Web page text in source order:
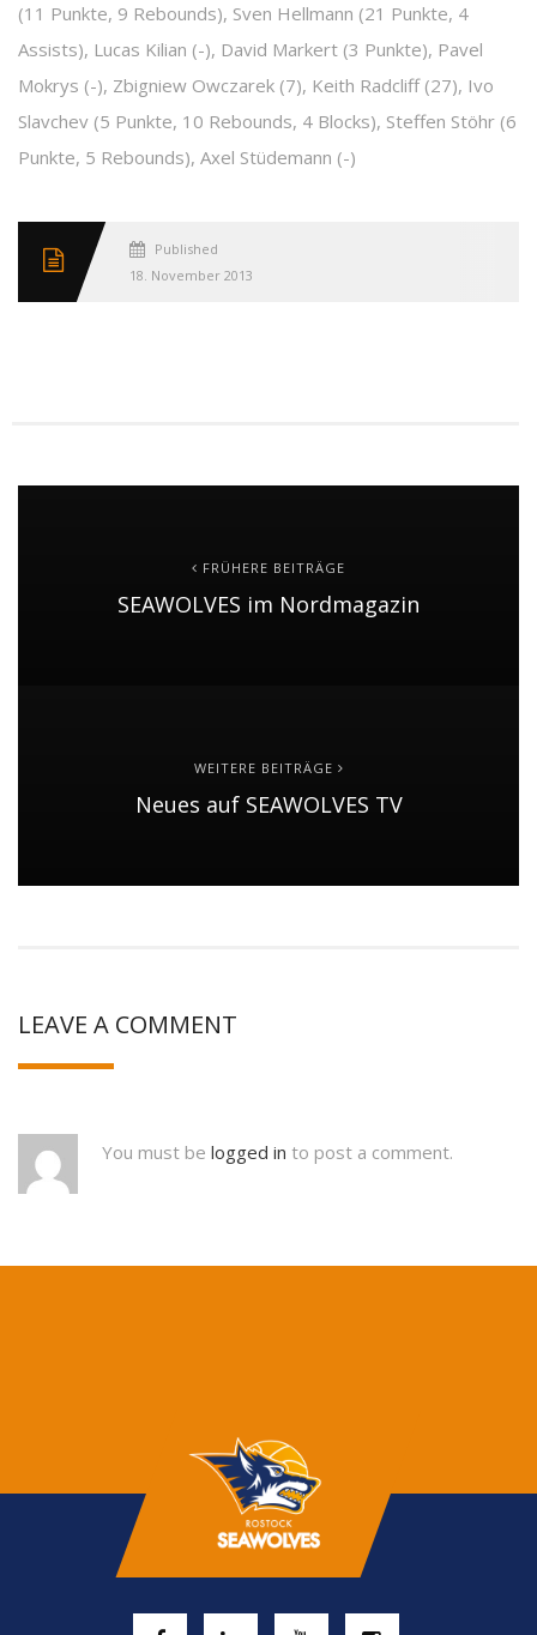
(11 Punkte, 9 Rebounds), Sven Hellmann (21 Punkte, 4
Assists), Lucas Kilian (-), David Markert (3 Punkte), Pavel
Mokrys (-), Zbigniew Owczarek (7), Keith Radcliff (27), Ivo
Slavchev (5 Punkte, 10 Rebounds, 4 Blocks), Steffen Stöhr (6
Punkte, 5 Rebounds), Axel Stüdemann (-)
Published
18. November 2013
FRÜHERE BEITRÄGE
SEAWOLVES im Nordmagazin
WEITERE BEITRÄGE
Neues auf SEAWOLVES TV
LEAVE A COMMENT
You must be logged in to post a comment.